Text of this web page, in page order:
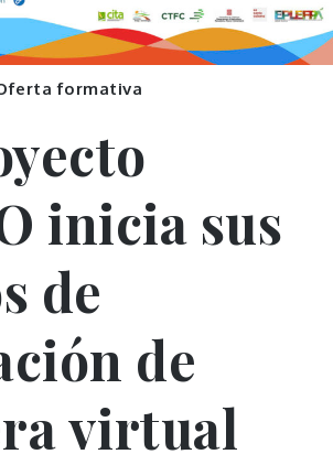
formativa
inicia sus
de
de
virtual